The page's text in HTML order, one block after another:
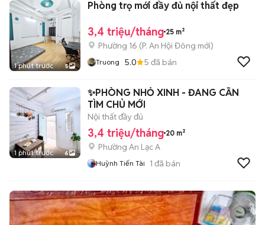
1 phút trước 5
Phòng trọ mới đầy đủ nội thất đẹp
3,4 triệu/tháng 25 m²
Phường 16 (P. An Hội Đông mới)
Truong 5.0 5 đã bán
1 phút trước 6
✨PHÒNG NHỎ XINH - ĐANG CẦN
TÌM CHỦ MỚI
Nội thất đầy đủ
3,4 triệu/tháng 20 m²
Phường An Lạc A
Huỳnh Tiến Tài 1 đã bán